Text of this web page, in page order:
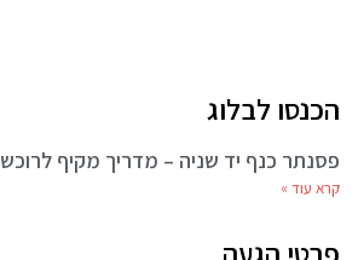
הכנסו לבלוג
פסנתר כנף יד שניה – מדריך מקיף לרוכש
קרא עוד »